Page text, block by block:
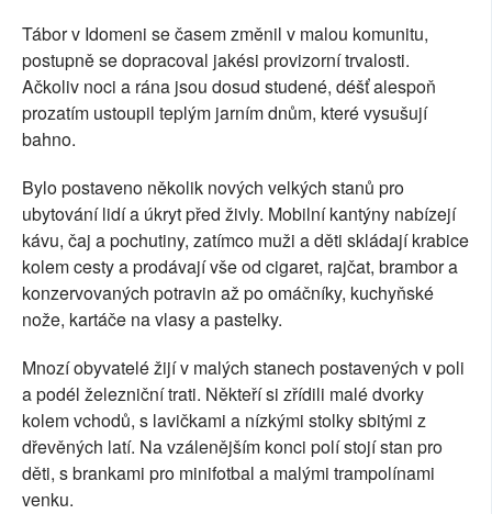
Tábor v Idomeni se časem změnil v malou komunitu,
postupně se dopracoval jakési provizorní trvalosti.
Ačkoliv noci a rána jsou dosud studené, déšť alespoň
prozatím ustoupil teplým jarním dnům, které vysušují
bahno.
Bylo postaveno několik nových velkých stanů pro
ubytování lidí a úkryt před živly. Mobilní kantýny nabízejí
kávu, čaj a pochutiny, zatímco muži a děti skládají krabice
kolem cesty a prodávají vše od cigaret, rajčat, brambor a
konzervovaných potravin až po omáčníky, kuchyňské
nože, kartáče na vlasy a pastelky.
Mnozí obyvatelé žijí v malých stanech postavených v poli
a podél železniční trati. Někteří si zřídili malé dvorky
kolem vchodů, s lavičkami a nízkými stolky sbitými z
dřevěných latí. Na vzálenějším konci polí stojí stan pro
děti, s brankami pro minifotbal a malými trampolínami
venku.